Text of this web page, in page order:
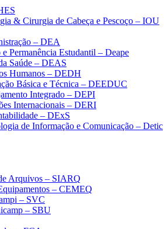
& Cirurgia de Cabeça e Pescoço – IOU
– DEA
Permanência Estudantil – Deape
Saúde – DEAS
Humanos – DEDH
Básica e Técnica – DEEDUC
Integrado – DEPI
Internacionais – DERI
– DExS
de Informação e Comunicação – Detic
Arquivos – SIARQ
– CEMEQ
– SVC
– SBU